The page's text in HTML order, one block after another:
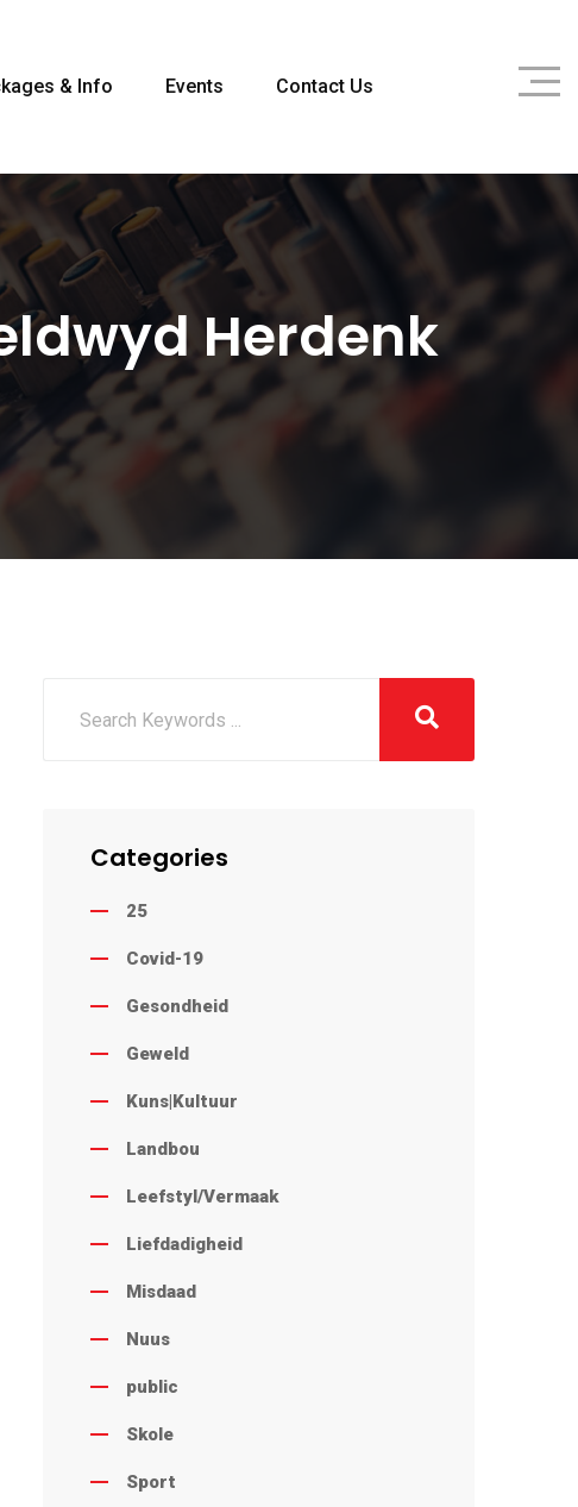
& Info Events Contact Us
Herdenk
Categories
25
Covid-19
Gesondheid
Geweld
Kuns|Kultuur
Landbou
Leefstyl/Vermaak
Liefdadigheid
Misdaad
Nuus
public
Skole
Sport